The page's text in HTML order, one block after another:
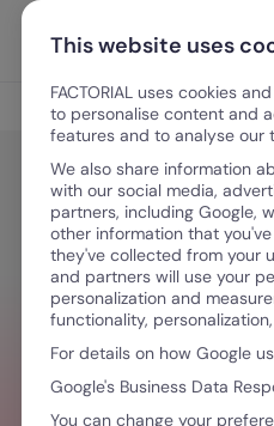
Vai al contenuto
Interviste
Interviste
Emm&mme
da partner a
successo
5 Agosto, 2025·6 minuti di
This website uses
FACTORIAL uses cookies
to personalise content and
features and to analyse our
We also share information
with our social media,
partners, including Google,
other information that
they've collected from your
and partners will use your
personalization and
functionality,
For details on how Google
Google's Business Data
You can change your